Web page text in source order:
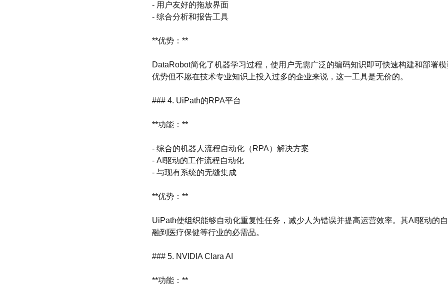
- 用户友好的拖放界面
- 综合分析和报告工具
**优势：**
DataRobot简化了机器学习过程，使用户无需广泛的编码知识即可快速构建和部署模
优势但不愿在技术专业知识上投入过多的企业来说，这一工具是无价的。
### 4. UiPath的RPA平台
**功能：**
- 综合的机器人流程自动化（RPA）解决方案
- AI驱动的工作流程自动化
- 与现有系统的无缝集成
**优势：**
UiPath使组织能够自动化重复性任务，减少人为错误并提高运营效率。其AI驱动的
融到医疗保健等行业的必需品。
### 5. NVIDIA Clara AI
**功能：**